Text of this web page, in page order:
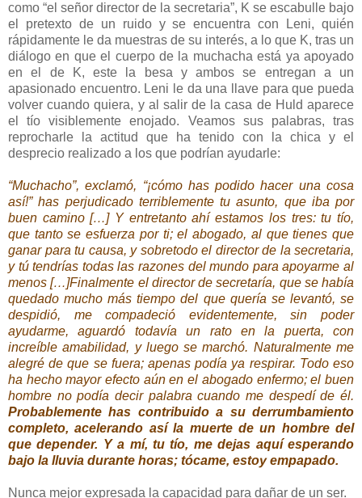
como “el señor director de la secretaria”, K se escabulle bajo
el pretexto de un ruido y se encuentra con Leni, quién
rápidamente le da muestras de su interés, a lo que K, tras un
diálogo en que el cuerpo de la muchacha está ya apoyado
en el de K, este la besa y ambos se entregan a un
apasionado encuentro. Leni le da una llave para que pueda
volver cuando quiera, y al salir de la casa de Huld aparece
el tío visiblemente enojado. Veamos sus palabras, tras
reprocharle la actitud que ha tenido con la chica y el
desprecio realizado a los que podrían ayudarle:
“Muchacho”, exclamó, “¡cómo has podido hacer una cosa
así!” has perjudicado terriblemente tu asunto, que iba por
buen camino […] Y entretanto ahí estamos los tres: tu tío,
que tanto se esfuerza por ti; el abogado, al que tienes que
ganar para tu causa, y sobretodo el director de la secretaria,
y tú tendrías todas las razones del mundo para apoyarme al
menos […]Finalmente el director de secretaría, que se había
quedado mucho más tiempo del que quería se levantó, se
despidió, me compadeció evidentemente, sin poder
ayudarme, aguardó todavía un rato en la puerta, con
increíble amabilidad, y luego se marchó. Naturalmente me
alegré de que se fuera; apenas podía ya respirar. Todo eso
ha hecho mayor efecto aún en el abogado enfermo; el buen
hombre no podía decir palabra cuando me despedí de él.
Probablemente has contribuido a su derrumbamiento
completo, acelerando así la muerte de un hombre del
que depender. Y a mí, tu tío, me dejas aquí esperando
bajo la lluvia durante horas; tócame, estoy empapado.
Nunca mejor expresada la capacidad para dañar de un ser.